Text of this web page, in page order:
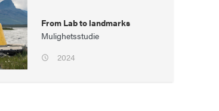
From Lab to landmarks
Mulighetsstudie
2024